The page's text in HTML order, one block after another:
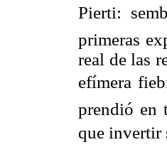
Pierti:
primeras
real de las
efímera
prendió en
que invertir